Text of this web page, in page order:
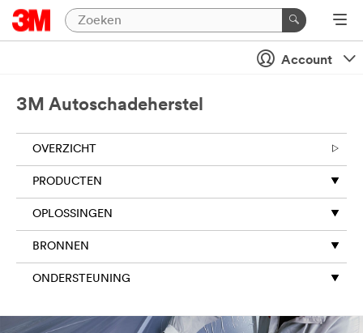
Account
3M Autoschadeherstel
OVERZICHT
PRODUCTEN
OPLOSSINGEN
BRONNEN
ONDERSTEUNING